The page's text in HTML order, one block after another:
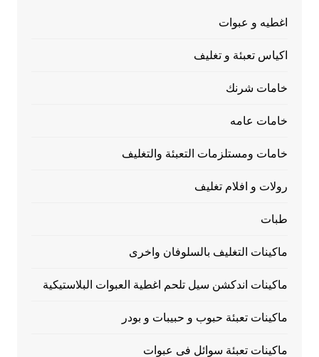
اغطيه و عبوات
اكياس تعبئة و تغليف
خامات شرنك
خامات عامه
خامات ومستلزمات التعبئة والتغليف
رولات و افلام تغليف
طبات
ماكينات التغليف بالسلوفان واخرى
ماكينات اندكشن سيل تلحم اغطية العبوات البلاستيكية
ماكينات تعبئة حبوب و حبيبات و بودر
ماكينات تعبئة سوائل فى عبوات